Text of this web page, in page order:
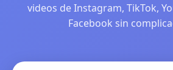
videos de Instagram, TikTok,
Facebook sin